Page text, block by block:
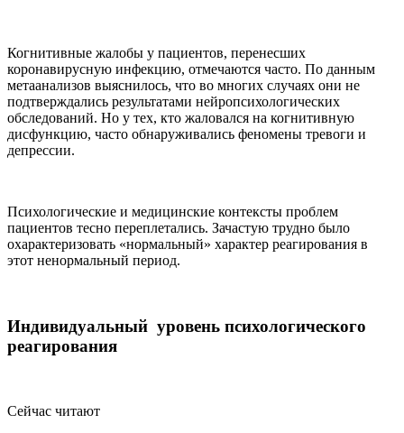
Когнитивные жалобы у пациентов, перенесших
коронавирусную инфекцию, отмечаются часто. По данным
метаанализов выяснилось, что во многих случаях они не
подтверждались результатами нейропсихологических
обследований. Но у тех, кто жаловался на когнитивную
дисфункцию, часто обнаруживались феномены тревоги и
депрессии.
Психологические и медицинские контексты проблем
пациентов тесно переплетались. Зачастую трудно было
охарактеризовать «нормальный» характер реагирования в
этот ненормальный период.
Индивидуальный уровень психологического
реагирования
Сейчас читают